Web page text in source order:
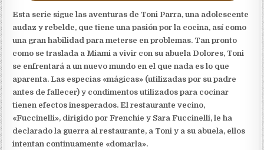
Esta serie sigue las aventuras de Toni Parra, una adolescente
audaz y rebelde, que tiene una pasión por la cocina, así como
una gran habilidad para meterse en problemas. Tan pronto
como se traslada a Miami a vivir con su abuela Dolores, Toni
se enfrentará a un nuevo mundo en el que nada es lo que
aparenta. Las especias «mágicas» (utilizadas por su padre
antes de fallecer) y condimentos utilizados para cocinar
tienen efectos inesperados. El restaurante vecino,
«Fuccinelli», dirigido por Frenchie y Sara Fuccinelli, le ha
declarado la guerra al restaurante, a Toni y a su abuela, ellos
intentan continuamente «domarla».